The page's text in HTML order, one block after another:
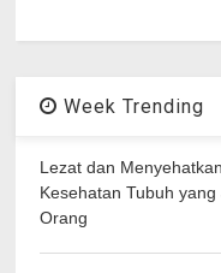
Week Trending
Lezat dan
Kesehatan Tubuh
Orang